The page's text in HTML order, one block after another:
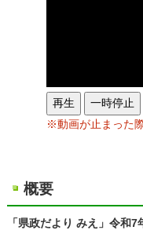
再生 一時停止
※動画が止まった
概要
「県政だより みえ」令和